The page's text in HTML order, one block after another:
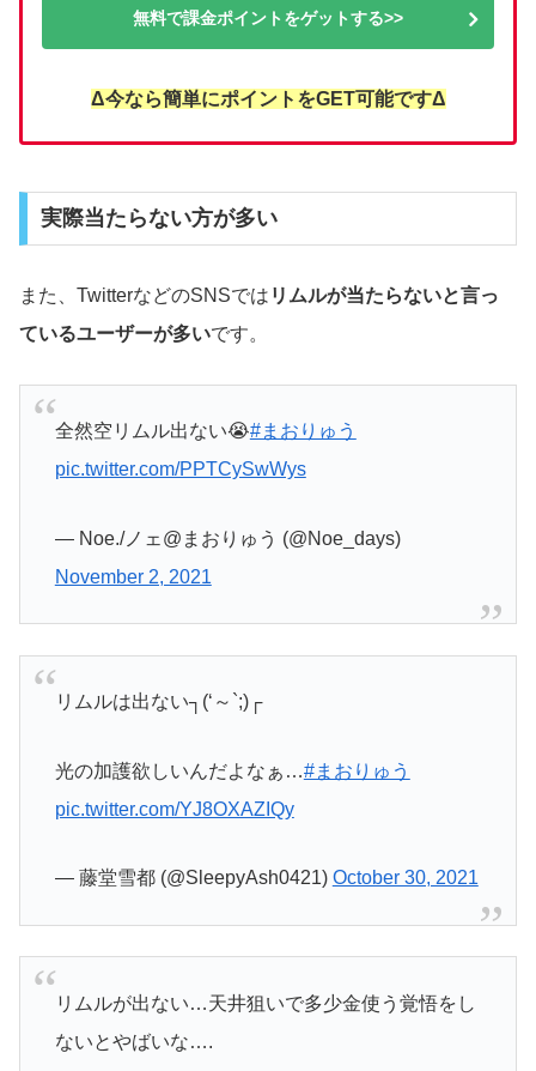
無料で課金ポイントをゲットする>>
Δ今なら簡単にポイントをGET可能ですΔ
実際当たらない方が多い
また、TwitterなどのSNSでは リムルが当たらないと言っ
ているユーザーが多いです。
全然空リムル出ない😭#まおりゅう
pic.twitter.com/PPTCySwWys
— Noe./ノェ@まおりゅう (@Noe_days)
November 2, 2021
リムルは出ない┐(‘～`;)┌
光の加護欲しいんだよなぁ…#まおりゅう
pic.twitter.com/YJ8OXAZIQy
— 藤堂雪都 (@SleepyAsh0421) October 30, 2021
リムルが出ない…天井狙いで多少金使う覚悟をし
ないとやばいな….